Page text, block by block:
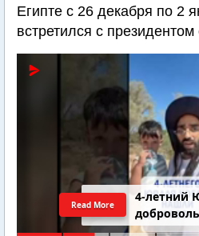
Египте с 26 декабря по 2
встретился с
4-летний
Read More